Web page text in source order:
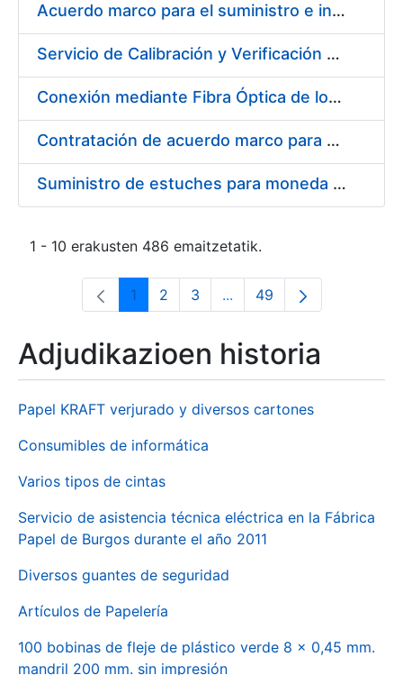
Acuerdo marco para el suministro e instalación de persianas, estores y otros complementos
Servicio de Calibración y Verificación Externa de los Equipos de Medición del Servicio de Prevención de la FNMT-RCM
Conexión mediante Fibra Óptica de los Centros de Proceso de Datos (CPDs) de las sedes de la FNMT-RCM de Burgos y Madrid
Contratación de acuerdo marco para el Suministro de Material de Electricidad para la Fábrica Nacional de Moneda y Timbre-Real Casa de la Moneda en su centro de trabajo de Burgos
Suministro de estuches para moneda de 30 €
1 - 10 erakusten 486 emaitzetatik.
Orrialdea
1 Orrialdea
2 Orrialdea
3 ...Intermediate Pages Use
Orrialdea
49
Adjudikazioen historia
Papel KRAFT verjurado y diversos cartones
Consumibles de informática
Varios tipos de cintas
Servicio de asistencia técnica eléctrica en la Fábrica
Papel de Burgos durante el año 2011
Diversos guantes de seguridad
Artículos de Papelería
100 bobinas de fleje de plástico verde 8 x 0,45 mm.
mandril 200 mm. sin impresión